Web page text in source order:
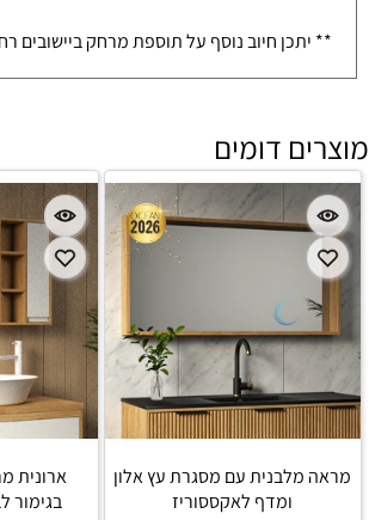
** יתכן חיוב נוסף על תוספת מרחק ביישובים
מוצרים דומים
מראה מלבנית עם מסגרת עץ אלון
ומדף לאקססוריז
ארונית
בגימור לבן